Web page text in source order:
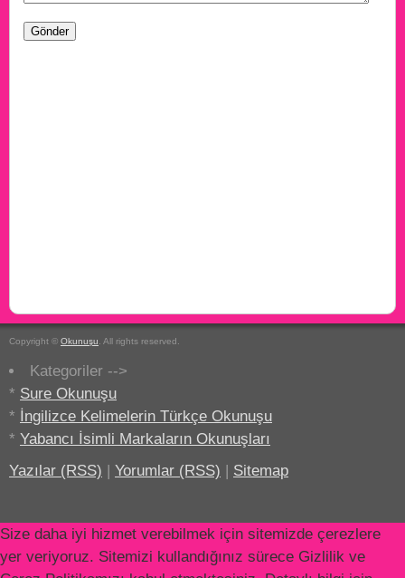
Copyright © Okunuşu . All rights reserved.
Kategoriler -->
* Sure Okunuşu
* İngilizce Kelimelerin Türkçe Okunuşu
* Yabancı İsimli Markaların Okunuşları
Yazılar (RSS) | Yorumlar (RSS) | Sitemap
Size daha iyi hizmet verebilmek için sitemizde çerezlere
yer veriyoruz. Sitemizi kullandığınız sürece Gizlilik ve